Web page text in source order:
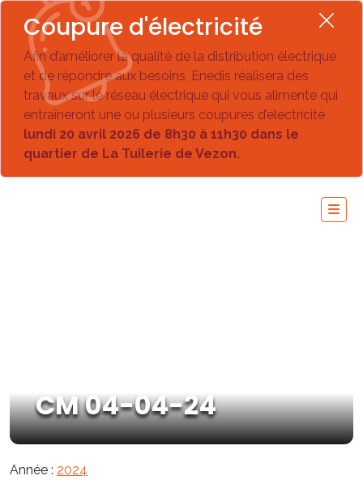
Coupure d'électricité
Afin d’améliorer la qualité de la distribution électrique
et de répondre aux besoins, Enedis réalisera des
travaux sur le réseau électrique qui vous alimente qui
entraîneront une ou plusieurs coupures d’électricité
lundi 20 avril 2026 de 8h30 à 11h30 dans le
quartier de La Tuilerie de Vezon.
CM 04-04-24
Année : 2024